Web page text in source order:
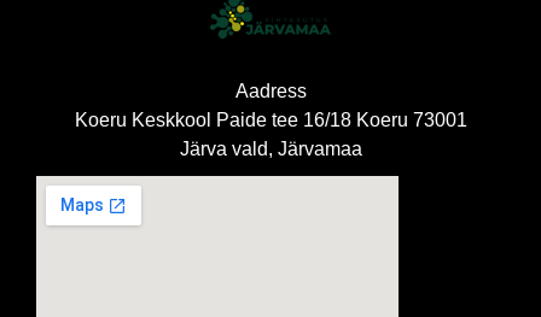
Aadress
Koeru Keskkool Paide tee 16/18 Koeru 73001
Järva vald, Järvamaa